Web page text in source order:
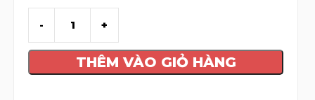
THÊM VÀO GIỎ HÀNG